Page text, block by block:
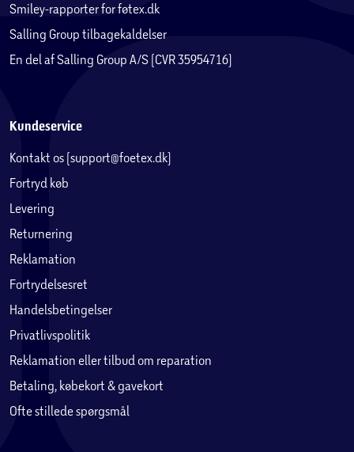
Det anbefales at havemøbler i aluminium opbevares tørt
udenfor sæson.
Smiley-rapporter for føtex.dk
Salling Group tilbagekaldelser
En del af Salling Group A/S (CVR 35954716)
Kundeservice
Kontakt os (support@foetex.dk)
Fortryd køb
Levering
Returnering
Reklamation
Fortrydelsesret
Handelsbetingelser
Privatlivspolitik
Reklamation eller tilbud om reparation
Betaling, købekort & gavekort
Ofte stillede spørgsmål